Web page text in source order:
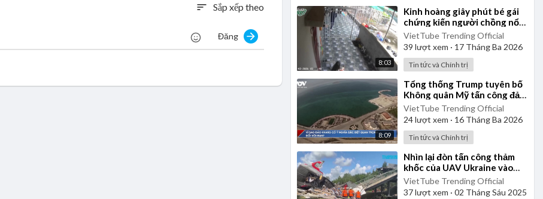
8:03
⁣Kinh hoàng giây phút bé gái
chứng kiến người chồng nổ
súng bắn vợ tại Hưng Yên
VietTube Trending Official
39 lượt xem · 17 Tháng Ba 2026
Tin tức và Chính trị
8:09
⁣Tổng thống Trump tuyên bố
Không quân Mỹ tấn công đảo
Kharg của Iran
VietTube Trending Official
24lượt xem · 16 Tháng Ba 2026
Tin tức và Chính trị
⁣Nhìn lại đòn tấn công thảm
khốc của UAV Ukraine vào
không quân chiến lược Nga
VietTube Trending Official
37lượt xem · 02 Tháng Sáu 2025
sort Sắp xếp theo
Đăng